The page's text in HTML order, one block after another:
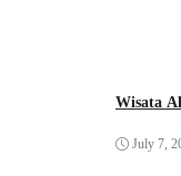
Wisata
July 7,